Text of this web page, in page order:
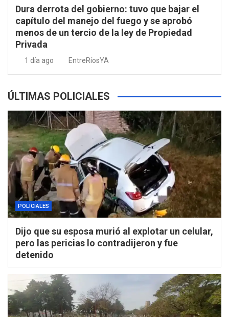
Dura derrota del gobierno: tuvo que bajar el
capítulo del manejo del fuego y se aprobó
menos de un tercio de la ley de Propiedad
Privada
1 día ago EntreRíosYA
ÚLTIMAS POLICIALES
POLICIALES
Dijo que su esposa murió al explotar un celular,
pero las pericias lo contradijeron y fue
detenido